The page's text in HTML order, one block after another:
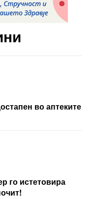
во аптеките
го истетовира